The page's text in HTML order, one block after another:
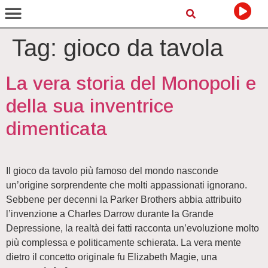
Tag: gioco da tavola
La vera storia del Monopoli e
della sua inventrice
dimenticata
Il gioco da tavolo più famoso del mondo nasconde
un’origine sorprendente che molti appassionati ignorano.
Sebbene per decenni la Parker Brothers abbia attribuito
l’invenzione a Charles Darrow durante la Grande
Depressione, la realtà dei fatti racconta un’evoluzione molto
più complessa e politicamente schierata. La vera mente
dietro il concetto originale fu Elizabeth Magie, una